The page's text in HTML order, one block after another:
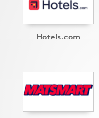
Hotels.com